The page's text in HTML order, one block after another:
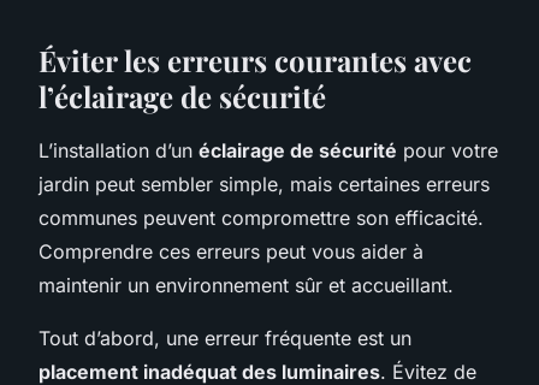
Éviter les erreurs courantes avec
l’éclairage de sécurité
L’installation d’un éclairage de sécurité pour votre
jardin peut sembler simple, mais certaines erreurs
communes peuvent compromettre son efficacité.
Comprendre ces erreurs peut vous aider à
maintenir un environnement sûr et accueillant.
Tout d’abord, une erreur fréquente est un
placement inadéquat des luminaires. Évitez de